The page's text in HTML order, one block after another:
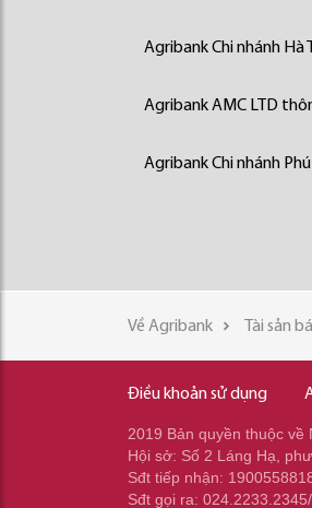
Agribank Chi nhánh
Agribank AMC LTD
Agribank Chi nhánh
Về Agribank Tài sản
Điều khoản sử dụng
2019 Bản quyền thuộc về
Hội sở: Số 2 Láng Hạ,
Sđt tiếp nhận:
Sđt gọi ra: